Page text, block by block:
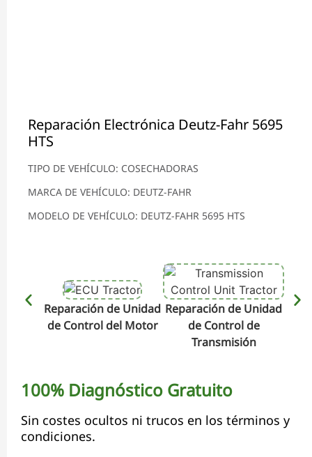
Reparación Electrónica Deutz-Fahr 5695
HTS
TIPO DE VEHÍCULO: COSECHADORAS
MARCA DE VEHÍCULO: DEUTZ-FAHR
MODELO DE VEHÍCULO: DEUTZ-FAHR 5695 HTS
Reparación de Unidad
de Control del Motor
Reparación de Unidad
de Control de
Transmisión
100% Diagnóstico Gratuito
Sin costes ocultos ni trucos en los términos y
condiciones.